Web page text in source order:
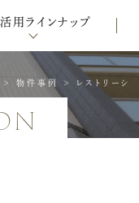
用ラインナップ
> 物件事例 > レストリーシ